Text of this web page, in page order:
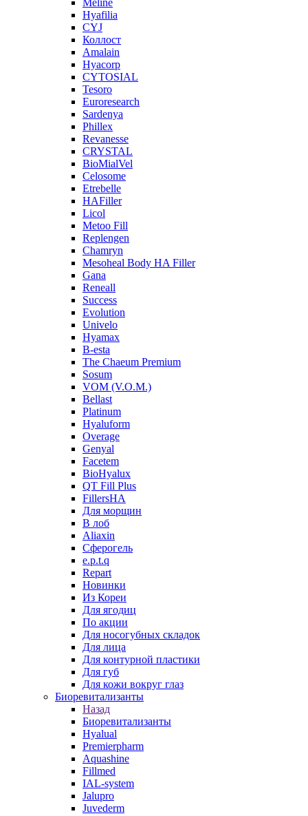
Meline
Hyafilia
CYJ
Коллост
Amalain
Hyacorp
CYTOSIAL
Tesoro
Euroresearch
Sardenya
Phillex
Revanesse
CRYSTAL
BioMialVel
Celosome
Etrebelle
HAFiller
Licol
Metoo Fill
Replengen
Chamryn
Mesoheal Body HA Filler
Gana
Reneall
Success
Evolution
Univelo
Hyamax
B-esta
The Chaeum Premium
Sosum
VOM (V.O.M.)
Bellast
Platinum
Hyaluform
Overage
Genyal
Facetem
BioHyalux
QT Fill Plus
FillersHA
Для морщин
В лоб
Aliaxin
Сферогель
e.p.t.q
Repart
Новинки
Из Кореи
Для ягодиц
По акции
Для носогубных складок
Для лица
Для контурной пластики
Для губ
Для кожи вокруг глаз
Биоревитализанты
Назад
Биоревитализанты
Hyalual
Premierpharm
Aquashine
Fillmed
IAL-system
Jalupro
Juvederm